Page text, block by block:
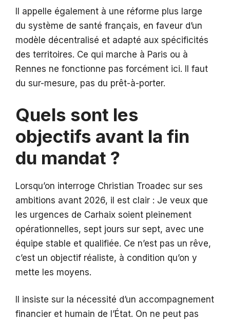
Il appelle également à une réforme plus large
du système de santé français, en faveur d’un
modèle décentralisé et adapté aux spécificités
des territoires. Ce qui marche à Paris ou à
Rennes ne fonctionne pas forcément ici. Il faut
du sur-mesure, pas du prêt-à-porter.
Quels sont les
objectifs avant la fin
du mandat ?
Lorsqu’on interroge Christian Troadec sur ses
ambitions avant 2026, il est clair : Je veux que
les urgences de Carhaix soient pleinement
opérationnelles, sept jours sur sept, avec une
équipe stable et qualifiée. Ce n’est pas un rêve,
c’est un objectif réaliste, à condition qu’on y
mette les moyens.
Il insiste sur la nécessité d’un accompagnement
financier et humain de l’État. On ne peut pas